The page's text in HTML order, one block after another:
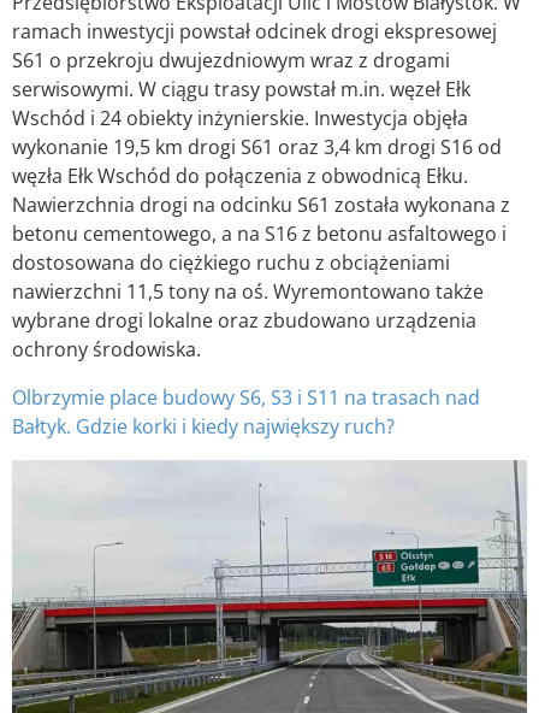
ramach inwestycji powstał odcinek drogi ekspresowej
S61 o przekroju dwujezdniowym wraz z drogami
serwisowymi. W ciągu trasy powstał m.in. węzeł Ełk
Wschód i 24 obiekty inżynierskie. Inwestycja objęła
wykonanie 19,5 km drogi S61 oraz 3,4 km drogi S16 od
węzła Ełk Wschód do połączenia z obwodnicą Ełku.
Nawierzchnia drogi na odcinku S61 została wykonana z
betonu cementowego, a na S16 z betonu asfaltowego i
dostosowana do ciężkiego ruchu z obciążeniami
nawierzchni 11,5 tony na oś. Wyremontowano także
wybrane drogi lokalne oraz zbudowano urządzenia
ochrony środowiska.
Olbrzymie place budowy S6, S3 i S11 na trasach nad
Bałtyk. Gdzie korki i kiedy największy ruch?